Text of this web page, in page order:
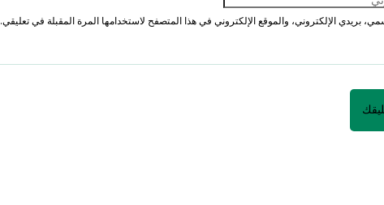
بريدي الإلكتروني، والموقع الإلكتروني في هذا المتصفح لاستخدامها المرة المقبلة في تعليقي.